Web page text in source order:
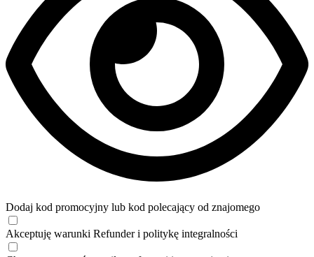
Dodaj kod promocyjny lub kod polecający od znajomego
Akceptuję warunki Refunder i politykę integralności